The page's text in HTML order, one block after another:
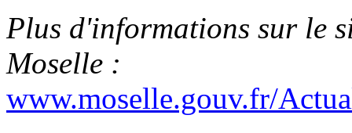
Plus d'informations sur le
Moselle :
www.moselle.gouv.fr/